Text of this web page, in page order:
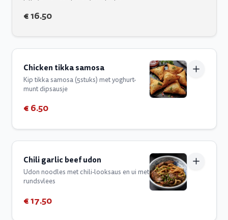
€ 16.50
Chicken tikka samosa
Kip tikka samosa (5stuks) met yoghurt-
munt dipsausje
€ 6.50
Chili garlic beef udon
Udon noodles met chili-looksaus en ui met
rundsvlees
€ 17.50